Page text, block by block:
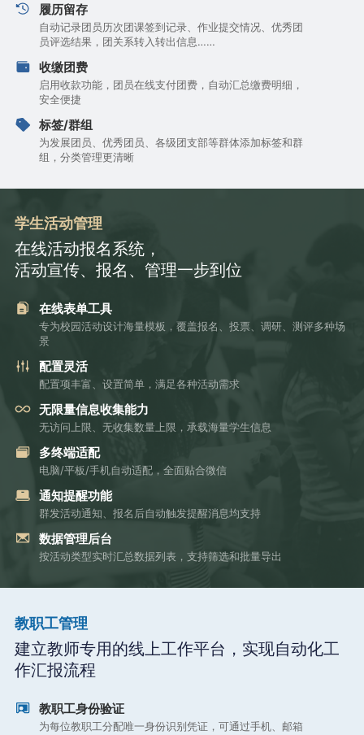
履历留存
自动记录团员历次团课签到记录、作业提交情况、优秀团
员评选结果，团关系转入转出信息……
收缴团费
启用收款功能，团员在线支付团费，自动汇总缴费明细，
安全便捷
标签/群组
为发展团员、优秀团员、各级团支部等群体添加标签和群
组，分类管理更清晰
学生活动管理
在线活动报名系统，
活动宣传、报名、管理一步到位
在线表单工具
专为校园活动设计海量模板，覆盖报名、投票、调研、测评多种场
景
配置灵活
配置项丰富、设置简单，满足各种活动需求
无限量信息收集能力
无访问上限、无收集数量上限，承载海量学生信息
多终端适配
电脑/平板/手机自动适配，全面贴合微信
通知提醒功能
群发活动通知、报名后自动触发提醒消息均支持
数据管理后台
按活动类型实时汇总数据列表，支持筛选和批量导出
教职工管理
建立教师专用的线上工作平台，实现自动化工
作汇报流程
教职工身份验证
为每位教职工分配唯一身份识别凭证，可通过手机、邮箱